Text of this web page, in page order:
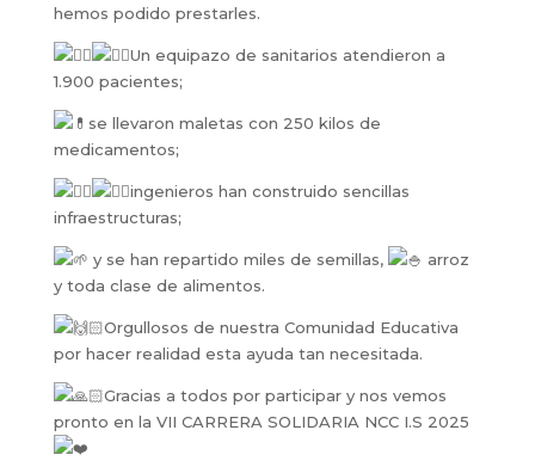
hemos podido prestarles.
Un equipazo de sanitarios atendieron a
1.900 pacientes;
se llevaron maletas con 250 kilos de
medicamentos;
ingenieros han construido sencillas
infraestructuras;
y se han repartido miles de semillas,
arroz
y toda clase de alimentos.
Orgullosos de nuestra Comunidad Educativa
por hacer realidad esta ayuda tan necesitada.
Gracias a todos por participar y nos vemos
pronto en la VII CARRERA SOLIDARIA NCC I.S 2025